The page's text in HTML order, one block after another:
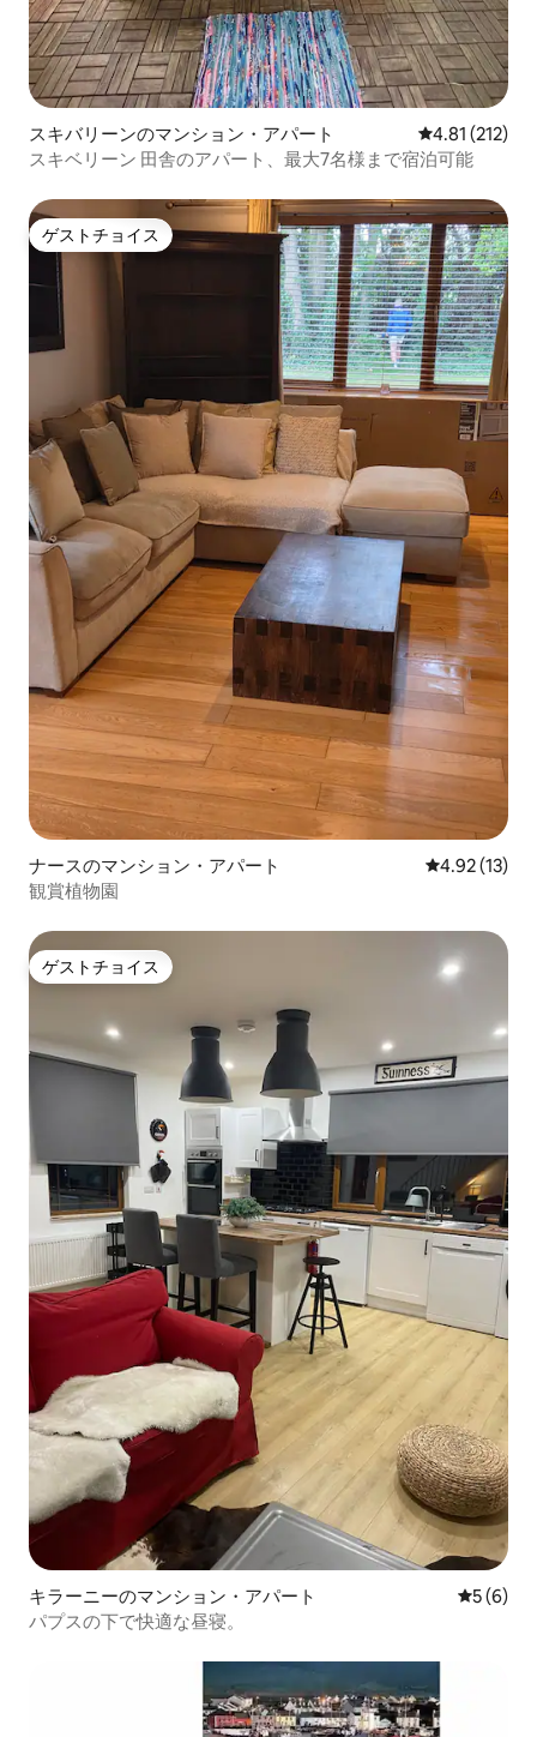
スキバリーンのマンション・アパート レビュー212
4.81 (212)
スキベリーン 田舎のアパート、最大7名様まで宿泊可能
ゲストチョイス
ゲストチョイス
ナースのマンション・アパート レビュー13
4.92 (13)
観賞植物園
ゲストチョイス
ゲストチョイス
キラーニーのマンション・アパート レビュー
5 (6)
パプスの下で快適な昼寝。